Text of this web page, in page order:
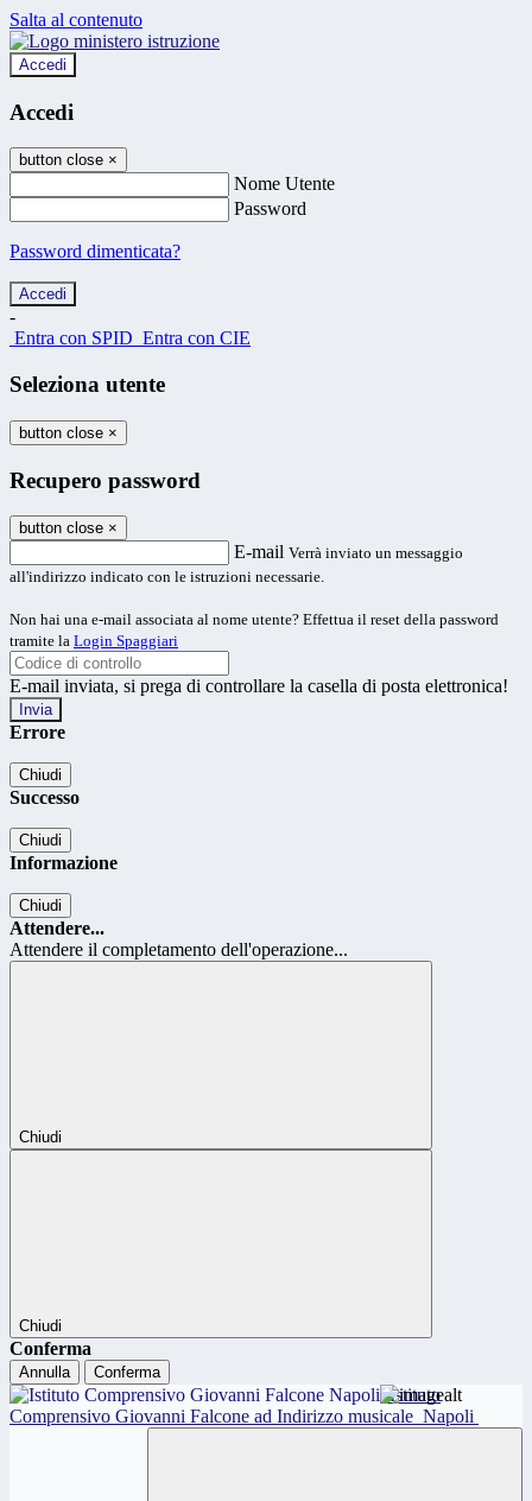
Salta al contenuto
Accedi
Accedi
button close ×
Nome Utente
Password
Password dimenticata?
-
Entra con SPID Entra con CIE
Seleziona utente
button close ×
Recupero password
button close ×
E-mail Verrà inviato un messaggio
all'indirizzo indicato con le istruzioni necessarie.
Non hai una e-mail associata al nome utente? Effettua il reset della password
tramite la Login Spaggiari
E-mail inviata, si prega di controllare la casella di posta elettronica!
Errore
Chiudi
Successo
Chiudi
Informazione
Chiudi
Attendere...
Attendere il completamento dell'operazione...
Chiudi
Chiudi
Conferma
Annulla Conferma
Istituto
Comprensivo Giovanni Falcone ad Indirizzo musicale Napoli